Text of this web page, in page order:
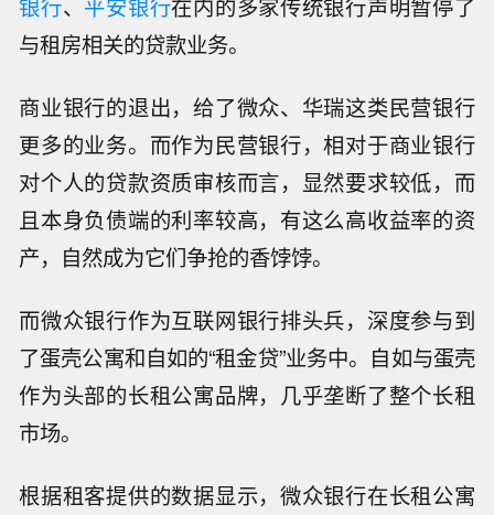
银行、 平安银行在内的多家传统银行声明暂停了
与租房相关的贷款业务。
商业银行的退出，给了微众、华瑞这类民营银行
更多的业务。而作为民营银行，相对于商业银行
对个人的贷款资质审核而言，显然要求较低，而
且本身负债端的利率较高，有这么高收益率的资
产，自然成为它们争抢的香饽饽。
而微众银行作为互联网银行排头兵，深度参与到
了蛋壳公寓和自如的“租金贷”业务中。自如与蛋壳
作为头部的长租公寓品牌，几乎垄断了整个长租
市场。
根据租客提供的数据显示，微众银行在长租公寓